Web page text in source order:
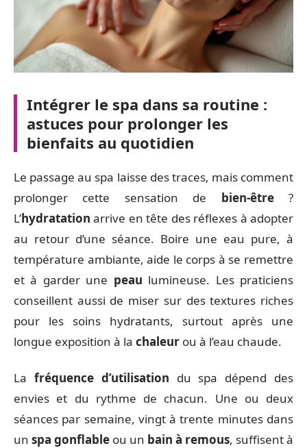
Intégrer le spa dans sa routine :
astuces pour prolonger les
bienfaits au quotidien
Le passage au spa laisse des traces, mais comment
prolonger cette sensation de bien-être?
L’hydratation arrive en tête des réflexes à adopter
au retour d’une séance. Boire une eau pure, à
température ambiante, aide le corps à se remettre
et à garder une peau lumineuse. Les praticiens
conseillent aussi de miser sur des textures riches
pour les soins hydratants, surtout après une
longue exposition à la chaleur ou à l’eau chaude.
La fréquence d’utilisation du spa dépend des
envies et du rythme de chacun. Une ou deux
séances par semaine, vingt à trente minutes dans
un spa gonflable ou un bain à remous, suffisent à